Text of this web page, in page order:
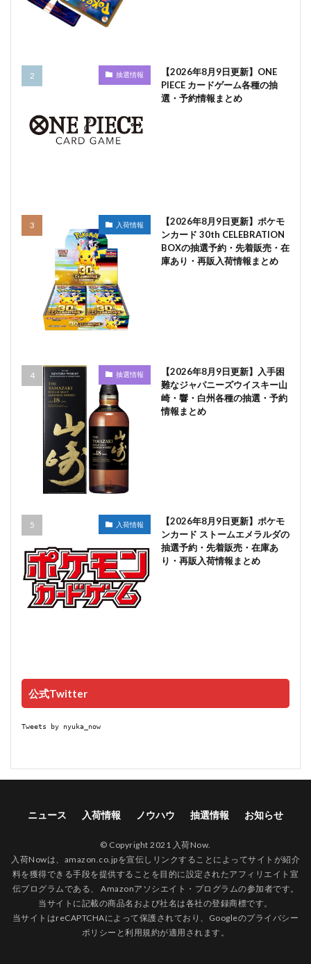
抽選情報
【2026年8月9日更新】ONE
PIECE カードゲーム各種の抽
選・予約情報まとめ
入荷情報
【2026年8月9日更新】ポケモ
ンカード 30th CELEBRATION
BOXの抽選予約・先着販売・在
庫あり・再販入荷情報まとめ
抽選情報
【2026年8月9日更新】入手困
難なジャパニーズウイスキー山
崎・響・白州各種の抽選・予約
情報まとめ
入荷情報
【2026年8月9日更新】ポケモ
ンカード ストームエメラルダの
抽選予約・先着販売・在庫あ
り・再販入荷情報まとめ
公式Twitter
Tweets by nyuka_now
ニュース 入荷情報 ノウハウ 抽選情報 お知らせ
© Copyright 2021 入荷Now.
入荷Nowは、amazon.co.jpを宣伝しリンクすることによってサイトが紹介
料を獲得できる手段を提供することを目的に設定されたアフィリエイト宣
伝プログラムである、 Amazonアソシエイト・プログラムの参加者です。
当サイトに記載の商品名および社名は各社の登録商標です。
当サイトはreCAPTCHAによって保護されており、Googleのプライバシー
ポリシー と利用規約が適用されます。